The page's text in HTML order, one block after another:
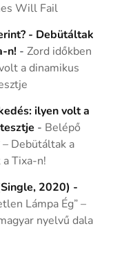
Will Fail
- Debütáltak
n! -Zord időkben
a dinamikus
ilyen volt a
- Belépő
Debütáltak a
Tixa-n!
2020) -
Lámpa Ég” –
nyelvű dala